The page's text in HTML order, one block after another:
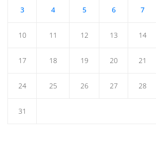
3 4 5 6 7
10 11 12 13 14
17 18 19 20 21
24 25 26 27 28
31